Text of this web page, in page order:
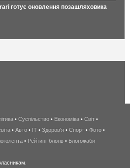
готує оновлення позашляховика
беспроводной
интернет
киев
• Суспільство • Економіка • Світ •
• Авто • IT • Здоров'я • Спорт • Фото •
• Рейтинг блогів • Блогожаби